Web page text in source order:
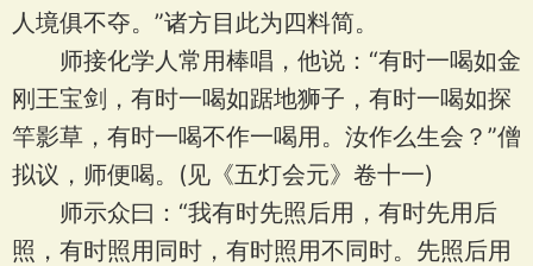
人境俱不夺。”诸方目此为四料简。
师接化学人常用棒唱，他说：“有时一喝如金
刚王宝剑，有时一喝如踞地狮子，有时一喝如探
竿影草，有时一喝不作一喝用。汝作么生会？”僧
拟议，师便喝。(见《五灯会元》卷十一)
师示众曰：“我有时先照后用，有时先用后
照，有时照用同时，有时照用不同时。先照后用